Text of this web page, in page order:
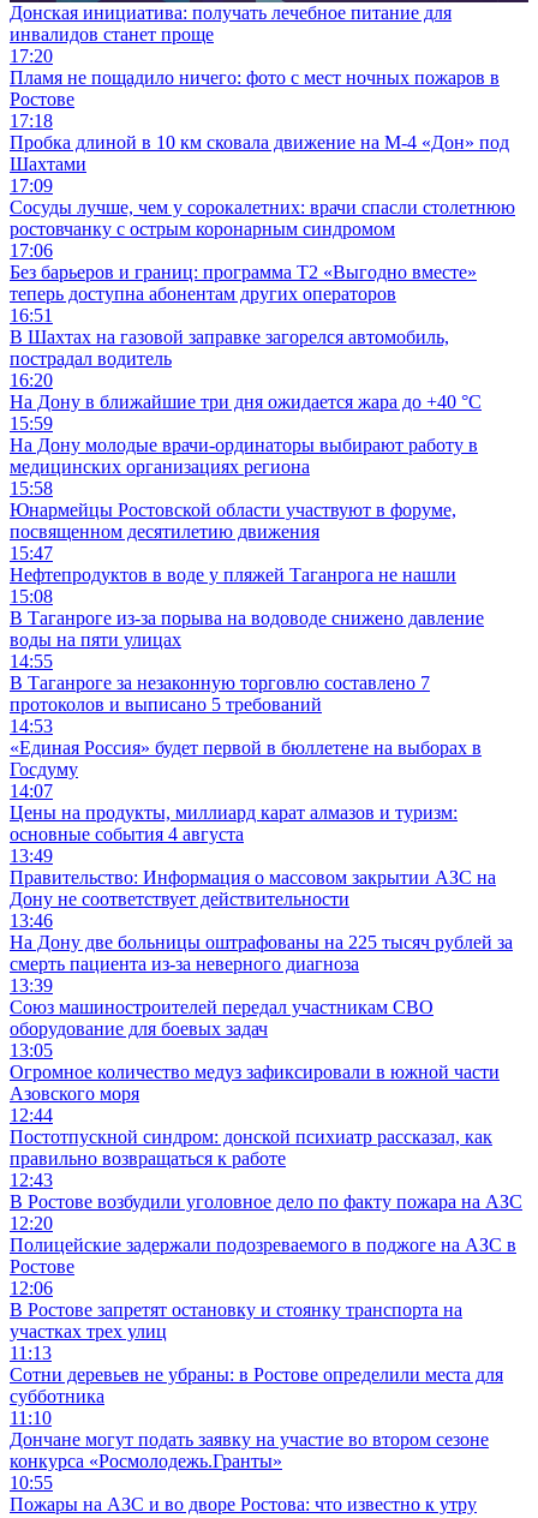
Донская инициатива: получать лечебное питание для
инвалидов станет проще
17:20
Пламя не пощадило ничего: фото с мест ночных пожаров в
Ростове
17:18
Пробка длиной в 10 км сковала движение на М-4 «Дон» под
Шахтами
17:09
Сосуды лучше, чем у сорокалетних: врачи спасли столетнюю
ростовчанку с острым коронарным синдромом
17:06
Без барьеров и границ: программа Т2 «Выгодно вместе»
теперь доступна абонентам других операторов
16:51
В Шахтах на газовой заправке загорелся автомобиль,
пострадал водитель
16:20
На Дону в ближайшие три дня ожидается жара до +40 °C
15:59
На Дону молодые врачи-ординаторы выбирают работу в
медицинских организациях региона
15:58
Юнармейцы Ростовской области участвуют в форуме,
посвященном десятилетию движения
15:47
Нефтепродуктов в воде у пляжей Таганрога не нашли
15:08
В Таганроге из-за порыва на водоводе снижено давление
воды на пяти улицах
14:55
В Таганроге за незаконную торговлю составлено 7
протоколов и выписано 5 требований
14:53
«Единая Россия» будет первой в бюллетене на выборах в
Госдуму
14:07
Цены на продукты, миллиард карат алмазов и туризм:
основные события 4 августа
13:49
Правительство: Информация о массовом закрытии АЗС на
Дону не соответствует действительности
13:46
На Дону две больницы оштрафованы на 225 тысяч рублей за
смерть пациента из-за неверного диагноза
13:39
Союз машиностроителей передал участникам СВО
оборудование для боевых задач
13:05
Огромное количество медуз зафиксировали в южной части
Азовского моря
12:44
Постотпускной синдром: донской психиатр рассказал, как
правильно возвращаться к работе
12:43
В Ростове возбудили уголовное дело по факту пожара на АЗС
12:20
Полицейские задержали подозреваемого в поджоге на АЗС в
Ростове
12:06
В Ростове запретят остановку и стоянку транспорта на
участках трех улиц
11:13
Сотни деревьев не убраны: в Ростове определили места для
субботника
11:10
Дончане могут подать заявку на участие во втором сезоне
конкурса «Росмолодежь.Гранты»
10:55
Пожары на АЗС и во дворе Ростова: что известно к утру